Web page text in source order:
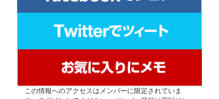
この情報へのアクセスはメンバーに限定されていま